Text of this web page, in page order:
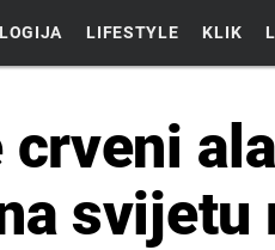
LIFESTYLE KLIK
svijetu